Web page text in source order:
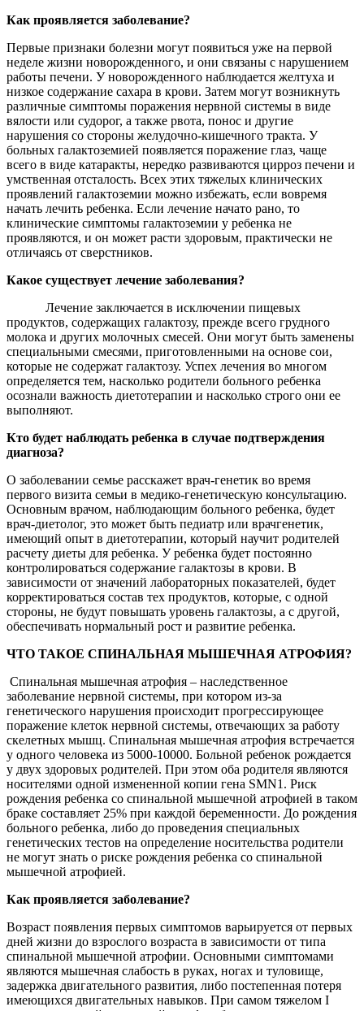
Как проявляется заболевание?
Первые признаки болезни могут появиться уже на первой
неделе жизни новорожденного, и они связаны с нарушением
работы печени. У новорожденного наблюдается желтуха и
низкое содержание сахара в крови. Затем могут возникнуть
различные симптомы поражения нервной системы в виде
вялости или судорог, а также рвота, понос и другие
нарушения со стороны желудочно-кишечного тракта. У
больных галактоземией появляется поражение глаз, чаще
всего в виде катаракты, нередко развиваются цирроз печени и
умственная отсталость. Всех этих тяжелых клинических
проявлений галактоземии можно избежать, если вовремя
начать лечить ребенка. Если лечение начато рано, то
клинические симптомы галактоземии у ребенка не
проявляются, и он может расти здоровым, практически не
отличаясь от сверстников.
Какое существует лечение заболевания?
Лечение заключается в исключении пищевых
продуктов, содержащих галактозу, прежде всего грудного
молока и других молочных смесей. Они могут быть заменены
специальными смесями, приготовленными на основе сои,
которые не содержат галактозу. Успех лечения во многом
определяется тем, насколько родители больного ребенка
осознали важность диетотерапии и насколько строго они ее
выполняют.
Кто будет наблюдать ребенка в случае подтверждения
диагноза?
О заболевании семье расскажет врач-генетик во время
первого визита семьи в медико-генетическую консультацию.
Основным врачом, наблюдающим больного ребенка, будет
врач-диетолог, это может быть педиатр или врачгенетик,
имеющий опыт в диетотерапии, который научит родителей
расчету диеты для ребенка. У ребенка будет постоянно
контролироваться содержание галактозы в крови. В
зависимости от значений лабораторных показателей, будет
корректироваться состав тех продуктов, которые, с одной
стороны, не будут повышать уровень галактозы, а с другой,
обеспечивать нормальный рост и развитие ребенка.
ЧТО ТАКОЕ СПИНАЛЬНАЯ МЫШЕЧНАЯ АТРОФИЯ?
Спинальная мышечная атрофия – наследственное
заболевание нервной системы, при котором из-за
генетического нарушения происходит прогрессирующее
поражение клеток нервной системы, отвечающих за работу
скелетных мышц. Спинальная мышечная атрофия встречается
у одного человека из 5000-10000. Больной ребенок рождается
у двух здоровых родителей. При этом оба родителя являются
носителями одной измененной копии гена SMN1. Риск
рождения ребенка со спинальной мышечной атрофией в таком
браке составляет 25% при каждой беременности. До рождения
больного ребенка, либо до проведения специальных
генетических тестов на определение носительства родители
не могут знать о риске рождения ребенка со спинальной
мышечной атрофией.
Как проявляется заболевание?
Возраст появления первых симптомов варьируется от первых
дней жизни до взрослого возраста в зависимости от типа
спинальной мышечной атрофии. Основными симптомами
являются мышечная слабость в руках, ногах и туловище,
задержка двигательного развития, либо постепенная потеря
имеющихся двигательных навыков. При самом тяжелом I